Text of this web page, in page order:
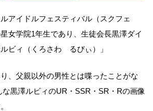
アイドルフェスティバル（スクフェ
女学院1年生であり、生徒会長黒澤ダイ
ビィ（くろさわ るびぃ）」
、父親以外の男性とは喋ったことがな
黒澤ルビィのUR・SSR・SR・Rの画像